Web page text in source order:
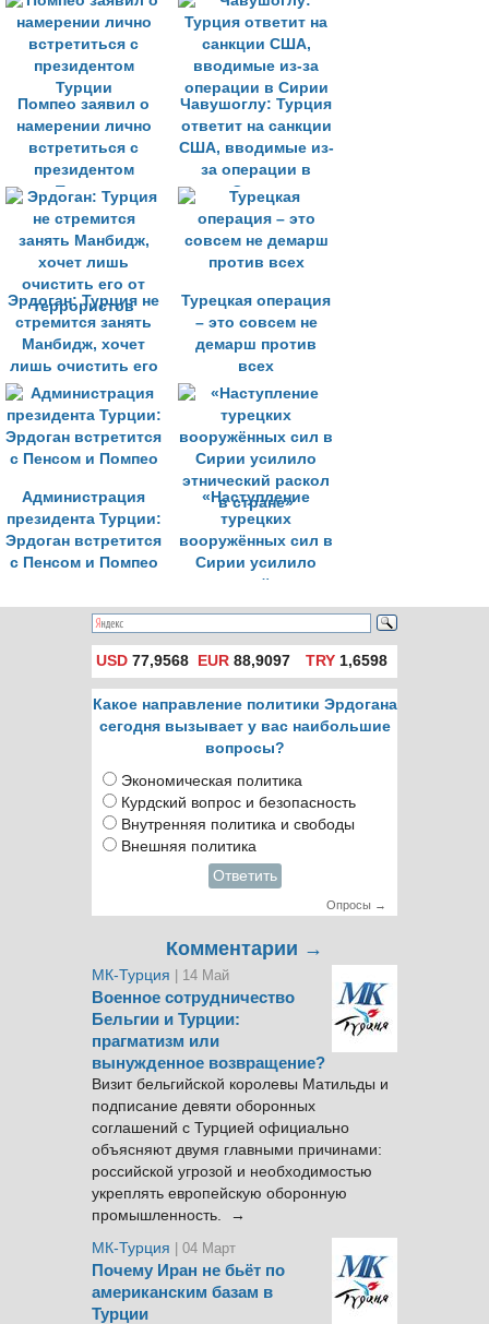
мы уходим
Турции
Помпео заявил о
намерении лично
встретиться с
президентом
Турции
Чавушоглу: Турция
ответит на санкции
США, вводимые из-
за операции в
Сирии
Эрдоган: Турция не
стремится занять
Манбидж, хочет
лишь очистить его
от террористов
Турецкая операция
– это совсем не
демарш против
всех
Администрация
президента Турции:
Эрдоган встретится
с Пенсом и Помпео
«Наступление
турецких
вооружённых сил в
Сирии усилило
этнический раскол
в стране»
USD 77,9568 EUR 88,9097 TRY1,6598
Какое направление политики Эрдогана
сегодня вызывает у вас наибольшие
вопросы?
Экономическая политика
Курдский вопрос и безопасность
Внутренняя политика и свободы
Внешняя политика
Ответить
Опросы →
Комментарии →
МК-Турция | 14 Май
Военное сотрудничество
Бельгии и Турции:
прагматизм или
вынужденное возвращение?
Визит бельгийской королевы Матильды и
подписание девяти оборонных
соглашений с Турцией официально
объясняют двумя главными причинами:
российской угрозой и необходимостью
укреплять европейскую оборонную
промышленность. →
МК-Турция
| 04 Март
Почему Иран не бьёт по
американским базам в
Турции